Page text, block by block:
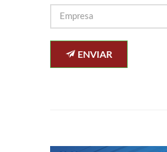
ENVIAR